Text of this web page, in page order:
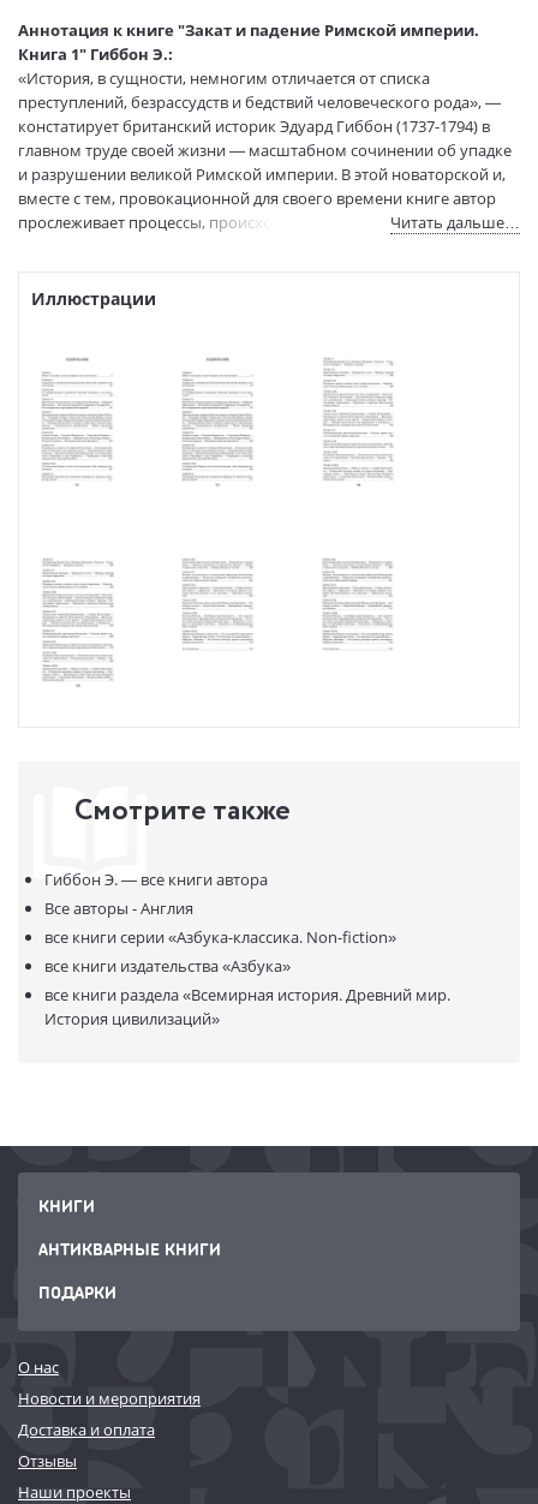
Перевод:
Неведомский В.
Тип обложки:
Формат:
75х100 1/32
Размеры в мм
(ДхШхВ):
180x115x32
Вес:
385 гр.
Страниц:
800
Тираж:
7000 экз.
ISBN:
Аннотация к книге "Закат и падение Римской империи.
Книга 1" Гиббон Э.:
«История, в сущности, немногим отличается от списка
преступлений, безрассудств и бедствий человеческого рода», —
констатирует британский историк Эдуард Гиббон (1737-1794) в
главном труде своей жизни — масштабном сочинении об упадке
и разрушении великой Римской империи. В этой новаторской и,
вместе с тем, провокационной для своего времени книге автор
прослеживает процессы, происходившие в римском государстве
ожесточенную полемику по поводу «антирелигиозных» взглядов
изучения этого периода в западных вузах.
В первую книгу настоящего издания включены главы,
охватывающие события от царствования Антонинов до
правления Юлиана Отступника. Текст печатается с небольшими
сокращениями.
Читать дальше…
Иллюстрации
Смотрите также
Гиббон Э. — все книги автора
Все авторы - Англия
все книги серии«Азбука-классика. Non-fiction»
все книги издательства«Азбука»
все книги раздела«Всемирная история. Древний мир.
История цивилизаций»
КНИГИ
АНТИКВАРНЫЕ КНИГИ
ПОДАРКИ
О нас
Новости и мероприятия
Доставка и оплата
Отзывы
Наши проекты